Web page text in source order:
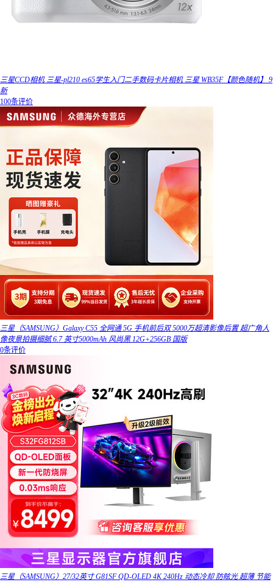
三星CCD相机 三星-pl210 es65学生入门二手数码卡片相机 三星 WB35F【颜色随机】 9
新
100条评价
三星（SAMSUNG）Galaxy C55 全网通 5G 手机前后双 5000万超清影像后置 超广角人
像夜景拍摄细腻 6.7 英寸5000mAh 风尚黑 12G+256GB 国版
0条评价
三星（SAMSUNG）27/32英寸 G81SF QD-OLED 4K 240Hz 动态冷却 防眩光 超薄 节能